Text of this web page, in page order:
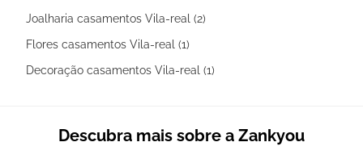
Joalharia casamentos Vila-real (2)
Flores casamentos Vila-real (1)
Decoração casamentos Vila-real (1)
Descubra mais sobre a Zankyou